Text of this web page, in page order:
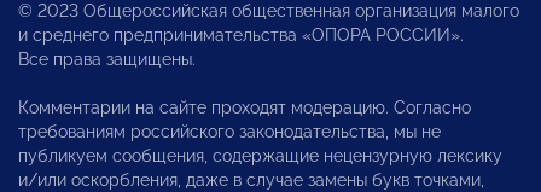
© 2023 Общероссийская общественная организация малого
и среднего предпринимательства «ОПОРА РОССИИ».
Все права защищены.
Комментарии на сайте проходят модерацию. Согласно
требованиям российского законодательства, мы не
публикуем сообщения, содержащие нецензурную лексику
и/или оскорбления, даже в случае замены букв точками,